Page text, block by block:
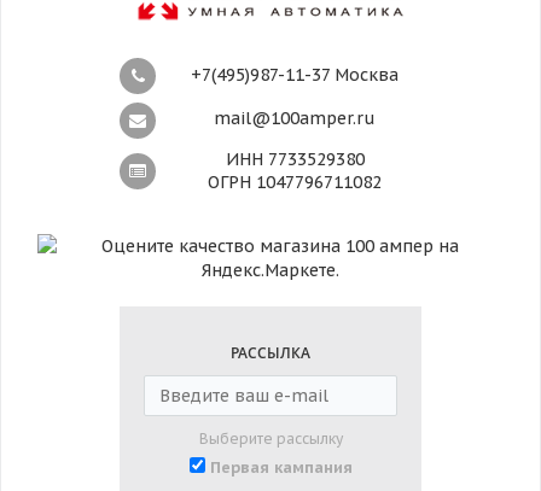
+7(495)987-11-37 Москва
mail@100amper.ru
ИНН 7733529380
ОГРН 1047796711082
РАССЫЛКА
Выберите рассылку
Первая кампания